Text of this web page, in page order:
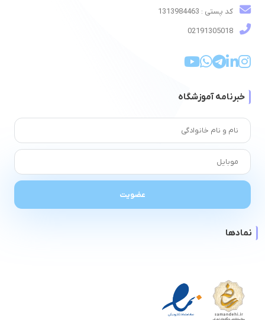
کد پستی : 1313984463
خبرنامه آموزشگاه
نمادها